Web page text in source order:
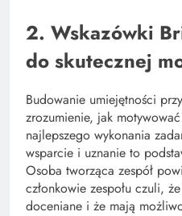
2. Wskazówki
do skutecznej
Budowanie umiejętności
zrozumienie, jak
najlepszego wykonania
wsparcie i uznanie to
Osoba tworząca zespół
członkowie zespołu czuli,
doceniane i że mają